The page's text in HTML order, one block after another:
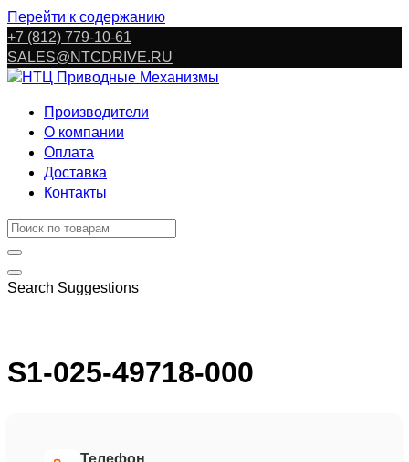
Перейти к содержанию
+7 (812) 779-10-61
SALES@NTCDRIVE.RU
Производители
О компании
Оплата
Доставка
Контакты
Search Suggestions
S1-025-49718-000
Телефон